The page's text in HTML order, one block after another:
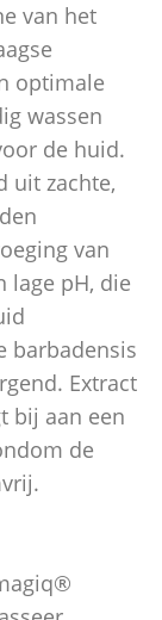
van het
optimale
wassen
de huid.
uit zachte,
van
lage pH, die
barbadensis
Extract
bij aan een
de